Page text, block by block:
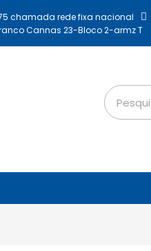
chamada rede fixa nacional
Cannas 23-Bloco 2-armz T